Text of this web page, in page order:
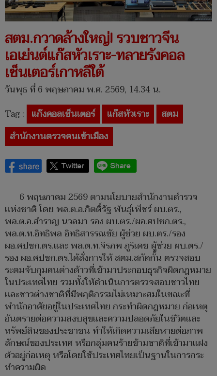
สตม.กวาดล้างใหญ่! รวบชาวจีน
เอเย่นต์แก๊สหัวเราะ-ทลายรังคอล
เซ็นเตอร์เกาหลีใต้
วันพุธ ที่ 6 พฤษภาคม พ.ศ. 2569, 14.34 น.
Tag : แก๊งคอลเซ็นเตอร์ แก๊สหัวเราะ
สตม
สำนักงานตรวจคนเข้าเมือง
6 พฤษภาคม 2569 ตามนโยบายสำนักงานตำรวจ
แห่งชาติ โดย พล.ต.อ.กิตติ์รัฐ พันธุ์เพ็ชร์ ผบ.ตร.,
พล.ต.อ.สำราญ นวลมา รอง ผบ.ตร./ผอ.ศปชก.ตร.,
พล.ต.ท.อิทธิพล อิทธิสารรณชัย ผู้ช่วย ผบ.ตร./รอง
ผอ.ศปชก.ตร.และ พล.ต.ท.จิรภพ ภูริเดช ผู้ช่วย ผบ.ตร./
รอง ผอ.ศปชก.ตร.ได้สั่งการให้ สตม.สกัดกั้น ตรวจสอบ
ระดมจับกุมคนต่างด้าวที่เข้ามาประกอบธุรกิจผิดกฎหมาย
ในประเทศไทย รวมทั้งให้ดำเนินการตรวจสอบชาวไทย
และชาวต่างชาติที่มีพฤติกรรมไม่เหมาะสมในขณะที่
พำนักอาศัยอยู่ในประเทศไทย กระทำผิดกฎหมาย ก่อเหตุ
อันตรายต่อความสงบสุขและความปลอดภัยในชีวิตและ
ทรัพย์สินของประชาชน ทำให้เกิดความเสียหายต่อภาพ
ลักษณ์ของประเทศ หรือกลุ่มคนร้ายข้ามชาติที่เข้ามาแฝง
ตัวอยู่ก่อเหตุ หรือโดยใช้ประเทศไทยเป็นฐานในการกระ
ทำความผิด